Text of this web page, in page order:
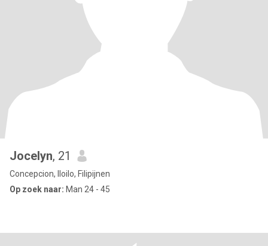
Jocelyn, 21
Concepcion, Iloilo, Filipijnen
Op zoek naar: Man 24 - 45